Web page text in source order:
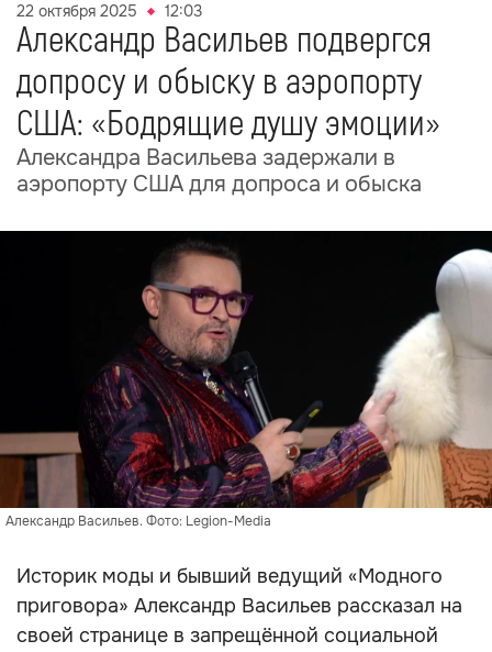
22 октября 2025 12:03
Александр Васильев подвергся
допросу и обыску в аэропорту
США: «Бодрящие душу эмоции»
Александра Васильева задержали в
аэропорту США для допроса и обыска
Александр Васильев. Фото: Legion-Media
Историк моды и бывший ведущий «Модного
приговора» Александр Васильев рассказал на
своей странице в запрещённой социальной